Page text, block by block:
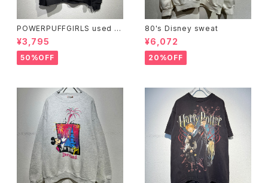
POWERPUFFGIRLS used s
weat
¥3,795
50%OFF
80's Disney sweat
¥6,072
20%OFF